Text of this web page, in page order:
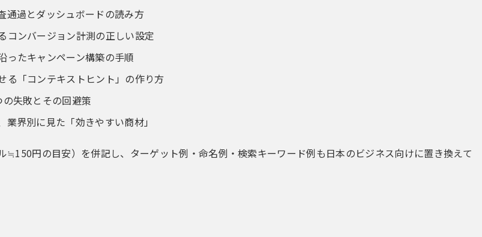
通過とダッシュボードの読み方
コンバージョン計測の正しい設定
ったキャンペーン構築の手順
る「コンテキストヒント」の作り方
失敗とその回避策
業界別に見た「効きやすい商材」
≒150円の目安）を併記し、ターゲット例・命名例・検索キーワード例も日本のビジネス向けに置き換えて